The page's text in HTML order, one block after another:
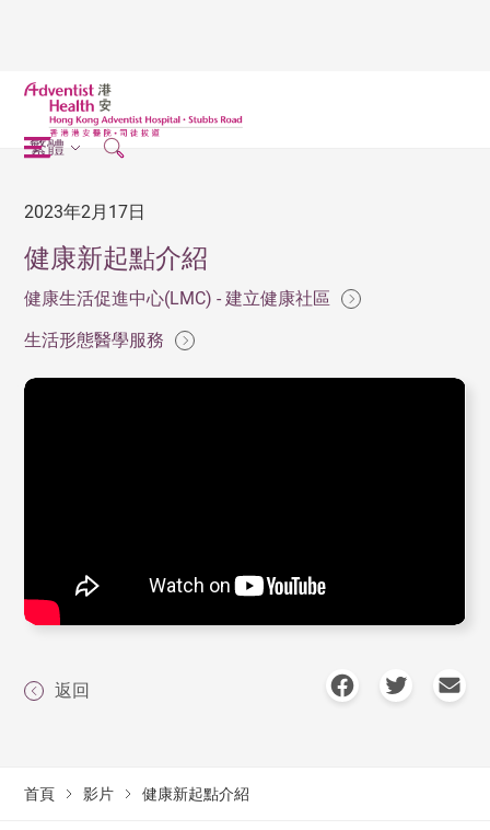
繁體
2023年2月17日
健康新起點介紹
健康生活促進中心(LMC) - 建立健康社區
生活形態醫學服務
返回
首頁 影片 健康新起點介紹